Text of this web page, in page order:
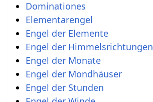
Dominationes
Elementarengel
Engel der Elemente
Engel der Himmelsrichtungen
Engel der Monate
Engel der Mondhäuser
Engel der Stunden